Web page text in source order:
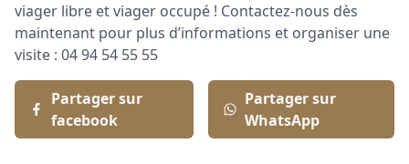
viager libre et viager occupé ! Contactez-nous dès
maintenant pour plus d’informations et organiser une
visite : 04 94 54 55 55
Partager sur
facebook
Partager sur
WhatsApp